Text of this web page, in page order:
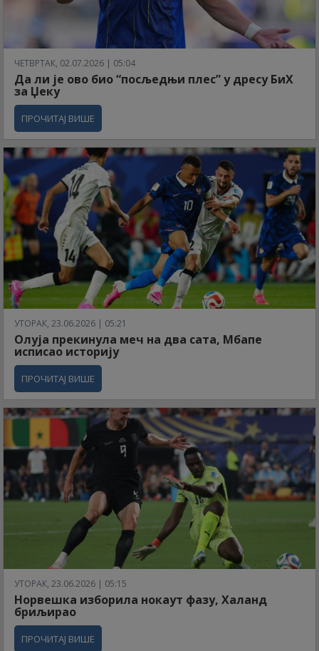
ЧЕТВРТАК, 02.07.2026 | 05:04
Да ли је ово био “посљедњи плес” у дресу БиХ
за Џеку
ПРОЧИТАЈ ВИШЕ
УТОРАК, 23.06.2026 | 05:21
Олуја прекинула меч на два сата, Мбапе
исписао историју
ПРОЧИТАЈ ВИШЕ
УТОРАК, 23.06.2026 | 05:15
Норвешка изборила нокаут фазу, Халанд
бриљирао
ПРОЧИТАЈ ВИШЕ